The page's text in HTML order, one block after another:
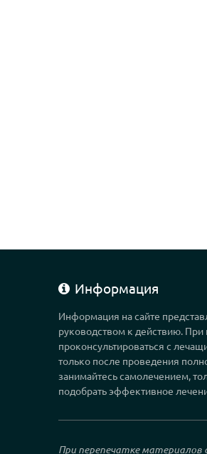
Информация
Информация на сайте
руководством к действию.
проконсультироваться с
только после проведения
занимайтесь самолечением,
подобрать эффективное
При перепечатке материалов